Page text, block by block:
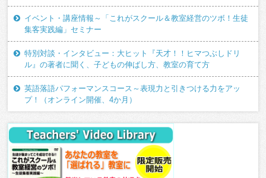
イベント・講座情報～「これがスクール＆教室経営のツボ！生徒
集客実践編」セミナー
特別対談・インタビュー：大ヒット『天才！！ヒマつぶしドリ
ル』の著者に聞く、子どもの伸ばし方、教室の育て方
英語落語パフォーマンスコース～表現力と引きつける力をアッ
プ！（オンライン開催、4か月）